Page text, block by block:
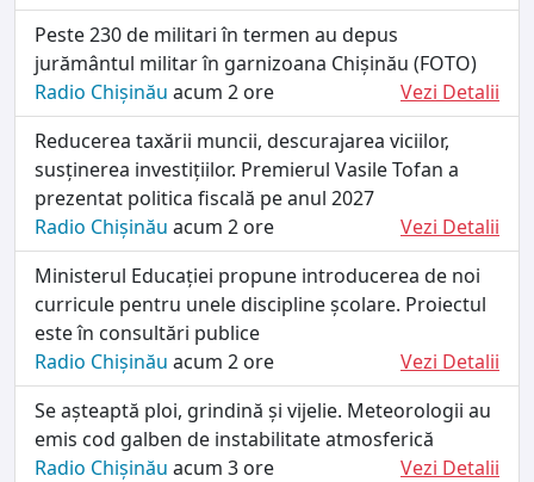
Peste 230 de militari în termen au depus
jurământul militar în garnizoana Chișinău (FOTO)
Radio Chișinău acum 2 ore
Vezi Detalii
Reducerea taxării muncii, descurajarea viciilor,
susținerea investițiilor. Premierul Vasile Tofan a
prezentat politica fiscală pe anul 2027
Radio Chișinău acum 2 ore
Vezi Detalii
Ministerul Educației propune introducerea de noi
curricule pentru unele discipline școlare. Proiectul
este în consultări publice
Radio Chișinău acum 2 ore
Vezi Detalii
Se așteaptă ploi, grindină și vijelie. Meteorologii au
emis cod galben de instabilitate atmosferică
Radio Chișinău acum 3 ore
Vezi Detalii